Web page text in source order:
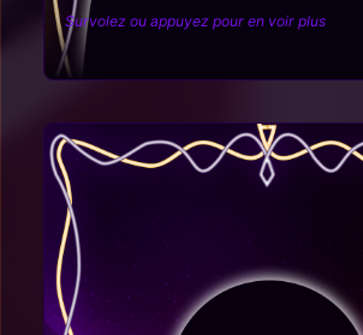
Survolez ou appuyez pour en voir plus